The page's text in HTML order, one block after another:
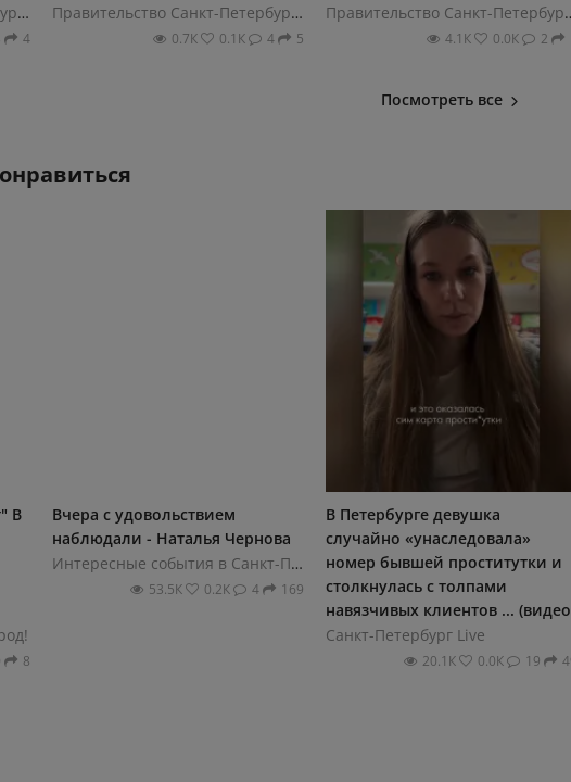
Правительство Санкт-Петербурга
4
Правительство Санкт-Петербурга
0.7К 0.1К 4 5 4.1К 0.0К 2
Посмотреть все
В
8
Вчера с удовольствием
наблюдали - Наталья Чернова
Интересные события в Санкт-Петербурге
53.5К 0.2К 4 169
В Петербурге девушка
случайно «унаследовала»
номер бывшей проститутки и
столкнулась с толпами
навязчивых клиентов ...
Санкт-Петербург Live
20.1К 0.0К 19